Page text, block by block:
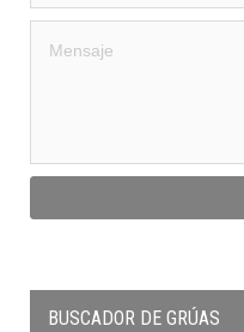
BUSCADOR DE GRÚAS